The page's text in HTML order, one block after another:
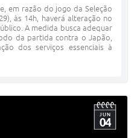
em razão do jogo da Seleção
às 14h, haverá alteração no
A medida busca adequar
da partida contra o Japão,
dos serviços essenciais à
JUN
04